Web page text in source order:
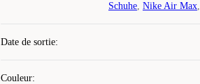
Schuhe, Nike Air Max,
Date de sortie:
Couleur: